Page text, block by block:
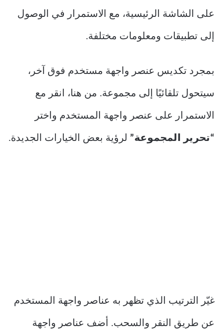
على الشاشة الرئيسية، مع الاستمرار في الوصول
إلى تطبيقات ومعلومات مختلفة.
بمجرد تكديس عنصر واجهة مستخدم فوق آخر،
سيتحول تلقائيًا إلى مجموعة. من هنا، انقر مع
الاستمرار على عنصر واجهة المستخدم واختر
“تحرير المجموعة” لرؤية بعض الخيارات الجديدة.
غيّر الترتيب الذي تظهر به عناصر واجهة المستخدم
عن طريق النقر والسحب. أضف عناصر واجهة